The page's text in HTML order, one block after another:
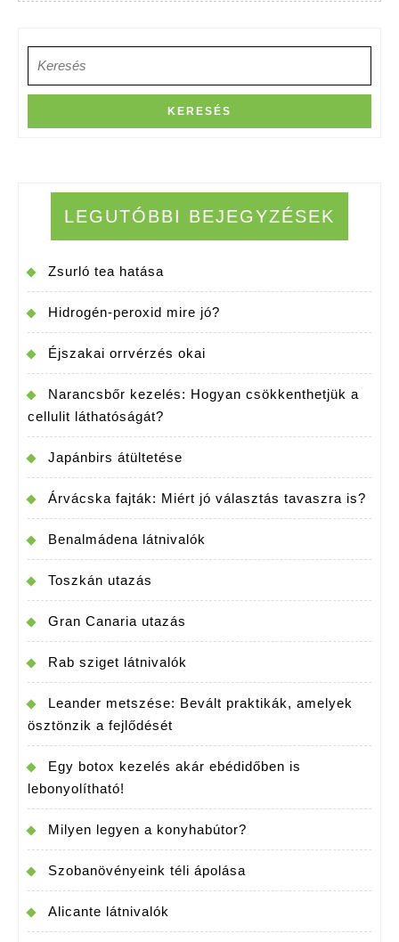
for:
LEGUTÓBBI BEJEGYZÉSEK
Zsurló tea hatása
Hidrogén-peroxid mire jó?
Éjszakai orrvérzés okai
Narancsbőr kezelés: Hogyan csökkenthetjük a
cellulit láthatóságát?
Japánbirs átültetése
Árvácska fajták: Miért jó választás tavaszra is?
Benalmádena látnivalók
Toszkán utazás
Gran Canaria utazás
Rab sziget látnivalók
Leander metszése: Bevált praktikák, amelyek
ösztönzik a fejlődését
Egy botox kezelés akár ebédidőben is
lebonyolítható!
Milyen legyen a konyhabútor?
Szobanövényeink téli ápolása
Alicante látnivalók